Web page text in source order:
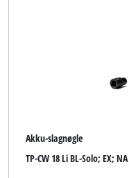
Akku-slagnøgle
TP-CW 18 Li BL-Solo; EX; NA